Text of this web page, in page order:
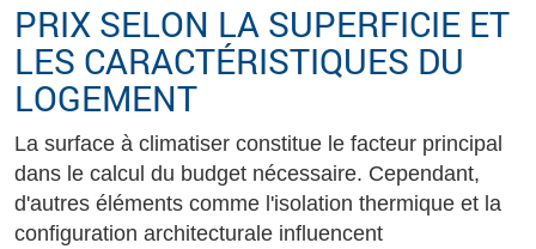
PRIX SELON LA SUPERFICIE ET
LES CARACTÉRISTIQUES DU
LOGEMENT
La surface à climatiser constitue le facteur principal
dans le calcul du budget nécessaire. Cependant,
d'autres éléments comme l'isolation thermique et la
configuration architecturale influencent